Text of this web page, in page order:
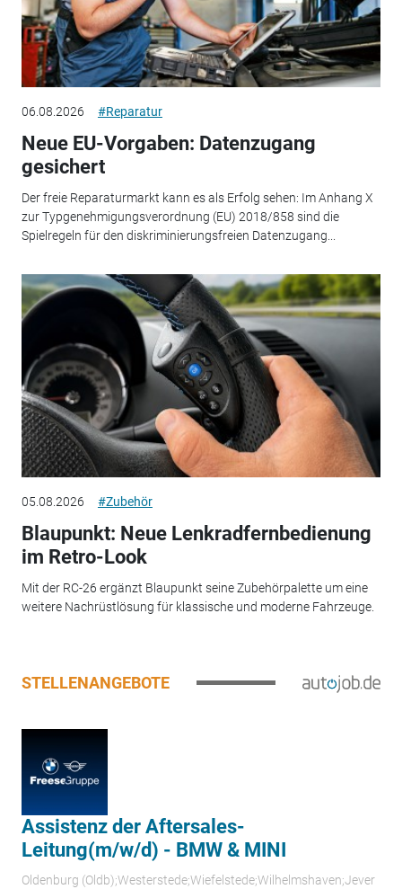
06.08.2026 #Reparatur
Neue EU-Vorgaben: Datenzugang
gesichert
Der freie Reparaturmarkt kann es als Erfolg sehen: Im Anhang X
zur Typgenehmigungsverordnung (EU) 2018/858 sind die
Spielregeln für den diskriminierungsfreien Datenzugang...
05.08.2026 #Zubehör
Blaupunkt: Neue Lenkradfernbedienung
im Retro-Look
Mit der RC-26 ergänzt Blaupunkt seine Zubehörpalette um eine
weitere Nachrüstlösung für klassische und moderne Fahrzeuge.
STELLENANGEBOTE
Assistenz der Aftersales-
Leitung(m/w/d) - BMW & MINI
Oldenburg (Oldb);Westerstede;Wiefelstede;Wilhelmshaven;Jever